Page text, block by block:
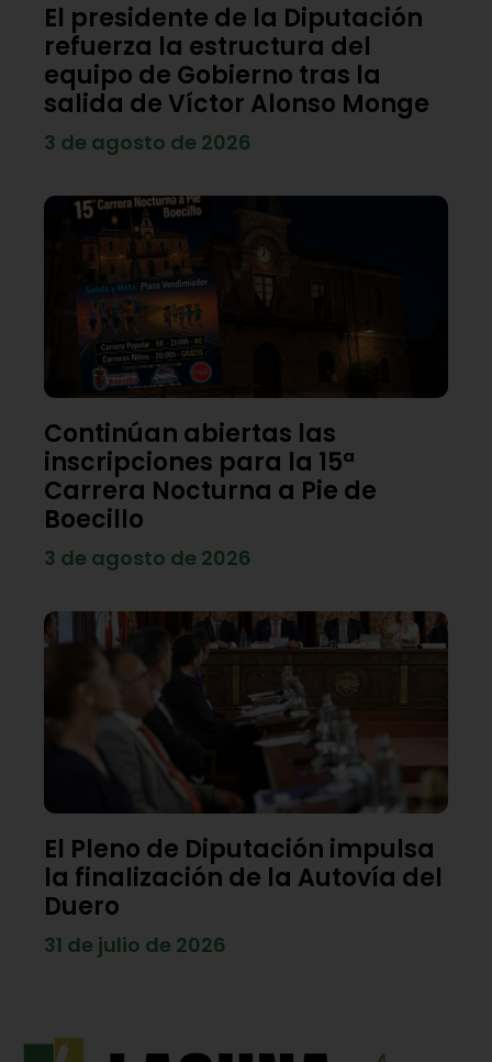
El presidente de la Diputación
refuerza la estructura del
equipo de Gobierno tras la
salida de Víctor Alonso Monge
3 de agosto de 2026
Continúan abiertas las
inscripciones para la 15ª
Carrera Nocturna a Pie de
Boecillo
3 de agosto de 2026
El Pleno de Diputación impulsa
la finalización de la Autovía del
Duero
31 de julio de 2026